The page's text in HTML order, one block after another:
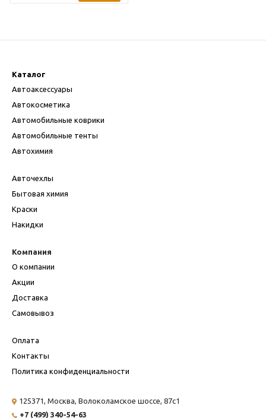
Каталог
Автоаксессуары
Автокосметика
Автомобильные коврики
Автомобильные тенты
Автохимия
Авточехлы
Бытовая химия
Краски
Накидки
Компания
О компании
Акции
Доставка
Самовывоз
Оплата
Контакты
Политика конфиденциальности
125371, Москва, Волоколамское шоссе, 87с1
+7 (499) 340-54-63